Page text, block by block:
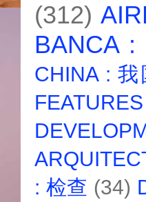
(312)
BANCA
CHINA : 我
: 检查 (34)